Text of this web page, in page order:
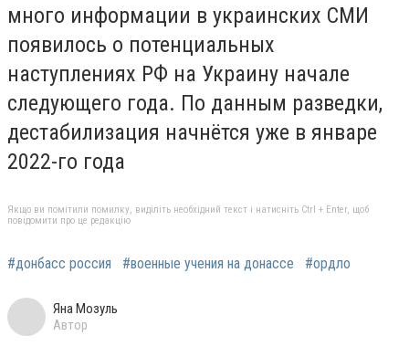
много информации в украинских СМИ
появилось о потенциальных
наступлениях РФ на Украину начале
следующего года. По данным разведки,
дестабилизация начнётся уже в январе
2022-го года
Якщо ви помітили помилку, виділіть необхідний текст і натисніть Ctrl + Enter, щоб
повідомити про це редакцію
#донбасс россия #военные учения на донассе #ордло
Яна Мозуль
Автор